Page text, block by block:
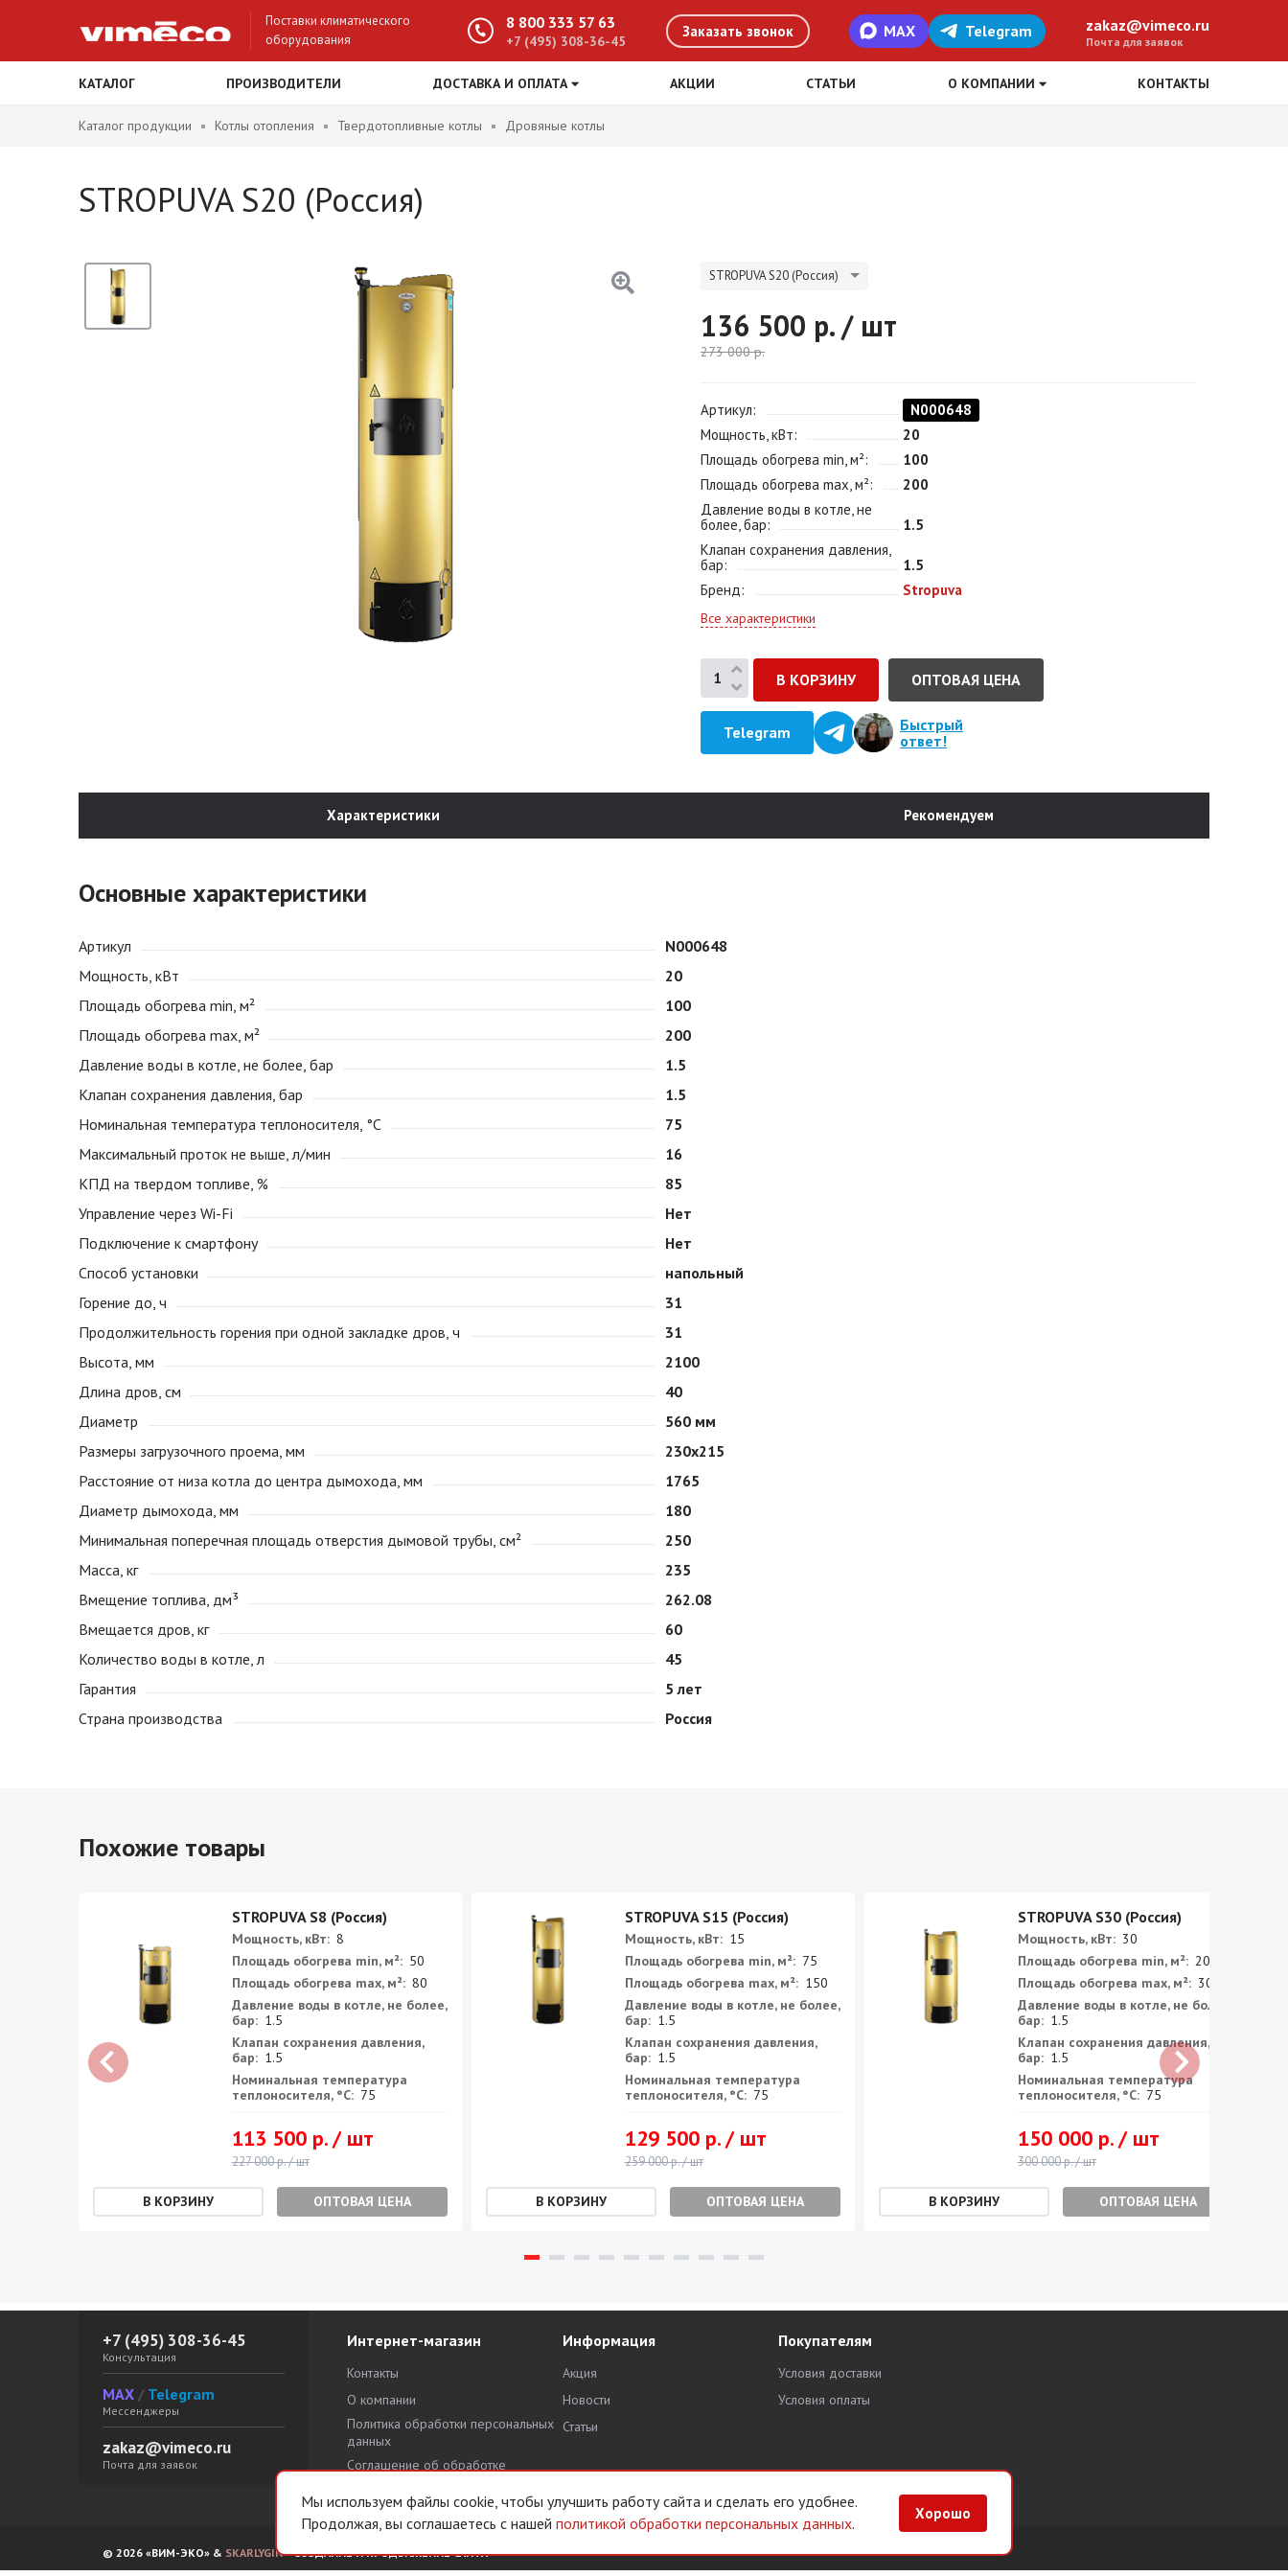
Поставки климатического
оборудования
8 800 333 57 63
+7 (495) 308-36-45
Заказать звонок MAX Telegram zakaz@vimeco.ru
Почта для заявок
КАТАЛОГ ПРОИЗВОДИТЕЛИ ДОСТАВКА И ОПЛАТА АКЦИИ СТАТЬИ О КОМПАНИИ КОНТАКТЫ
Каталог продукции Котлы отопления Твердотопливные котлы Дровяные котлы
STROPUVA S20 (Россия)
STROPUVA S20 (Россия)
136 500 р. / шт
273 000р.
Артикул
N000648
Мощность, кВт
20
Площадь обогрева min, м²
100
Площадь обогрева max, м²
200
Давление воды в котле, не
более, бар
1.5
Клапан сохранения давления,
бар
1.5
Бренд
Stropuva
Все характеристики
ОПТОВАЯ ЦЕНА
Telegram
Быстрый
ответ!
Характеристики Рекомендуем
Основные характеристики
Артикул
N000648
Мощность, кВт
20
Площадь обогрева min, м²
100
Площадь обогрева max, м²
200
Давление воды в котле, не более, бар
1.5
Клапан сохранения давления, бар
1.5
Номинальная температура теплоносителя, °С
75
Максимальный проток не выше, л/мин
16
КПД на твердом топливе, %
85
Управление через Wi-Fi
Нет
Подключение к смартфону
Нет
Способ установки
напольный
Горение до, ч
31
Продолжительность горения при одной закладке дров, ч
31
Высота, мм
2100
Длина дров, см
40
Диаметр
560 мм
Размеры загрузочного проема, мм
230х215
Расстояние от низа котла до центра дымохода, мм
1765
Диаметр дымохода, мм
180
Минимальная поперечная площадь отверстия дымовой трубы, см²
250
Масса, кг
235
Вмещение топлива, дм³
262.08
Вмещается дров, кг
60
Количество воды в котле, л
45
Гарантия
5 лет
Страна производства
Россия
Похожие товары
STROPUVA S8 (Россия)
Мощность, кВт: 8
Площадь обогрева min, м²: 50
Площадь обогрева max, м²: 80
Давление воды в котле, не более,
бар: 1.5
Клапан сохранения давления,
бар: 1.5
Номинальная температура
теплоносителя, °С: 75
113 500 р. / шт
227 000 р. / шт
ОПТОВАЯ ЦЕНА
STROPUVA S15 (Россия)
Мощность, кВт: 15
Площадь обогрева min, м²: 75
Площадь обогрева max, м²: 150
Давление воды в котле, не более,
бар: 1.5
Клапан сохранения давления,
бар: 1.5
Номинальная температура
теплоносителя, °С: 75
129 500 р. / шт
259 000 р. / шт
ОПТОВАЯ ЦЕНА
STROPUVA S30 (Россия)
Мощность, кВт: 30
Площадь обогрева min, м²: 200
Площадь обогрева max, м²: 300
Давление воды в котле, не более,
бар: 1.5
Клапан сохранения давления,
бар: 1.5
Номинальная температура
теплоносителя, °С: 75
150 000 р. / шт
300 000 р. / шт
ОПТОВАЯ ЦЕНА
+7 (495) 308-36-45
Консультация
MAX / Telegram
Мессенджеры
zakaz@vimeco.ru
Почта для заявок
Интернет-магазин
Контакты
О компании
Политика обработки персональных
данных
Соглашение об обработке
Информация
Акция
Новости
Статьи
Покупателям
Условия доставки
Условия оплаты
© 2026 «ВИМ-ЭКО» & SKARLYGIN– СОЗДАНИЕ И ПРОДВИЖЕНИЕ САЙТА
Мы используем файлы cookie, чтобы улучшить работу сайта и сделать его удобнее.
Продолжая, вы соглашаетесь с нашей политикой обработки персональных данных.
Хорошо